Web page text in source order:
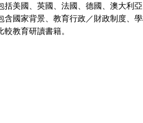
美國、英國、法國、德國、澳大利
國家背景、教育行政／財政制度、學
教育研讀書籍。